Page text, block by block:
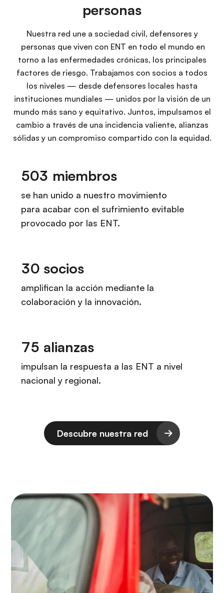
personas
Nuestra red une a sociedad civil, defensores y
personas que viven con ENT en todo el mundo en
torno a las enfermedades crónicas, los principales
factores de riesgo. Trabajamos con socios a todos
los niveles — desde defensores locales hasta
instituciones mundiales — unidos por la visión de un
mundo más sano y equitativo. Juntos, impulsamos el
cambio a través de una incidencia valiente, alianzas
sólidas y un compromiso compartido con la equidad.
Descubre nuestra red